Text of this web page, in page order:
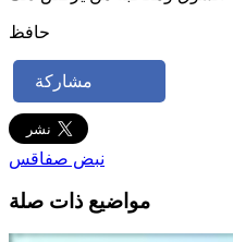
حافظ
مشاركة
نبض صفاقس
مواضيع ذات صلة